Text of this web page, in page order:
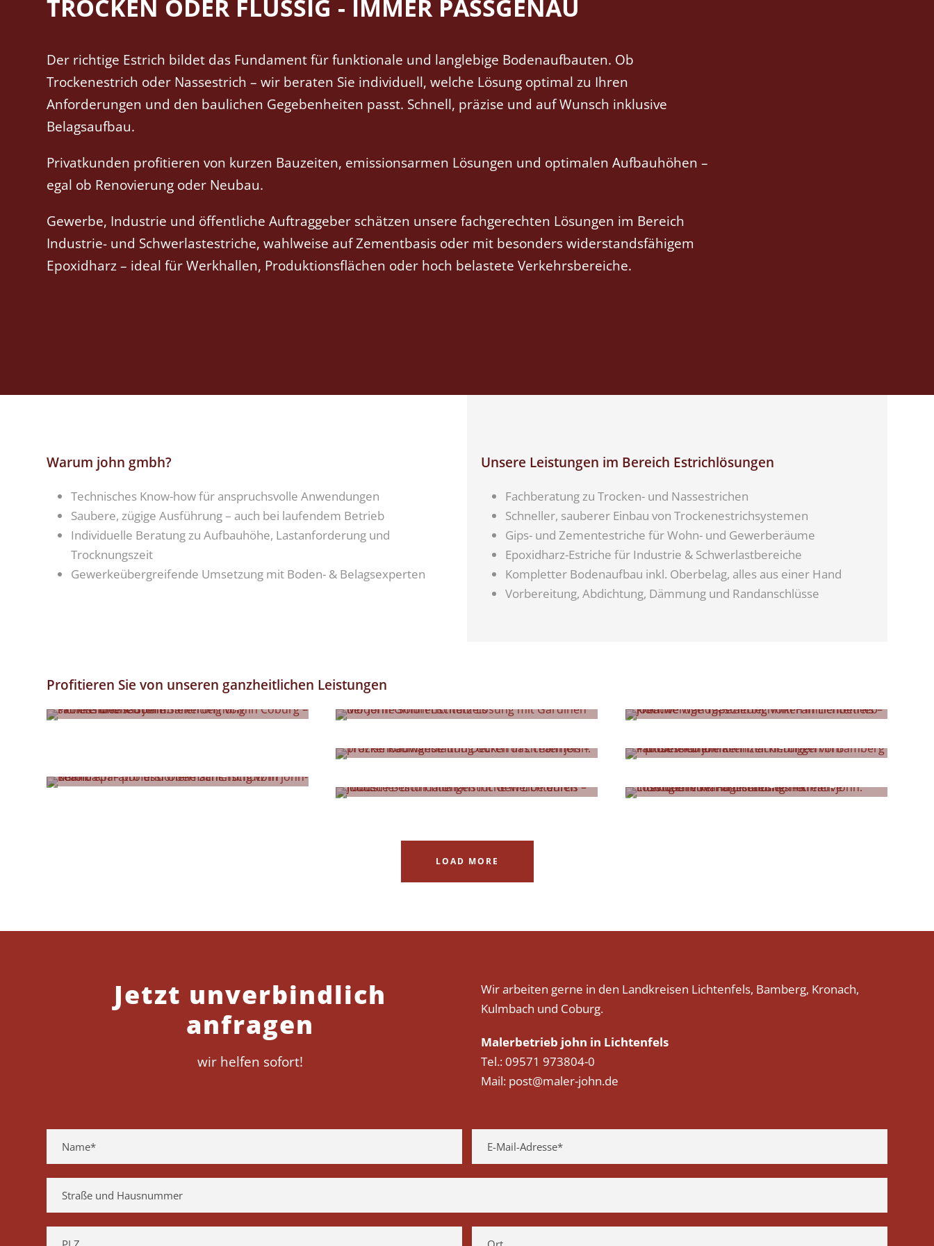
TROCKEN ODER FLÜSSIG - IMMER PASSGENAU
Der richtige Estrich bildet das Fundament für funktionale und langlebige Bodenaufbauten. Ob
Trockenestrich oder Nassestrich – wir beraten Sie individuell, welche Lösung optimal zu Ihren
Anforderungen und den baulichen Gegebenheiten passt. Schnell, präzise und auf Wunsch inklusive
Belagsaufbau.
Privatkunden profitieren von kurzen Bauzeiten, emissionsarmen Lösungen und optimalen Aufbauhöhen –
egal ob Renovierung oder Neubau.
Gewerbe, Industrie und öffentliche Auftraggeber schätzen unsere fachgerechten Lösungen im Bereich
Industrie- und Schwerlastestriche, wahlweise auf Zementbasis oder mit besonders widerstandsfähigem
Epoxidharz – ideal für Werkhallen, Produktionsflächen oder hoch belastete Verkehrsbereiche.
Warum john gmbh?
Technisches Know-how für anspruchsvolle Anwendungen
Saubere, zügige Ausführung – auch bei laufendem Betrieb
Individuelle Beratung zu Aufbauhöhe, Lastanforderung und
Trocknungszeit
Gewerkeübergreifende Umsetzung mit Boden- & Belagsexperten
Unsere Leistungen im Bereich Estrichlösungen
Fachberatung zu Trocken- und Nassestrichen
Schneller, sauberer Einbau von Trockenestrichsystemen
Gips- und Zementestriche für Wohn- und Gewerberäume
Epoxidharz-Estriche für Industrie & Schwerlastbereiche
Kompletter Bodenaufbau inkl. Oberbelag, alles aus einer Hand
Vorbereitung, Abdichtung, Dämmung und Randanschlüsse
Profitieren Sie von unseren ganzheitlichen Leistungen
LOAD MORE
Jetzt unverbindlich
anfragen
wir helfen sofort!
Wir arbeiten gerne in den Landkreisen Lichtenfels, Bamberg, Kronach,
Kulmbach und Coburg.
Malerbetrieb john in Lichtenfels
Tel.: 09571 973804-0
Mail: post@maler-john.de